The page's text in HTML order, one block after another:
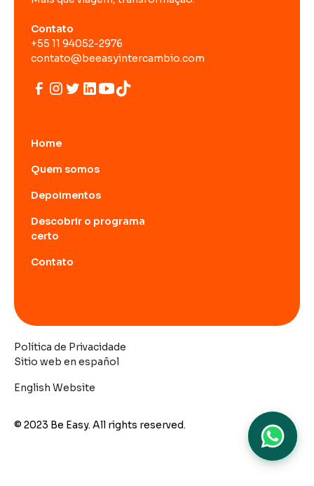
Contato
+55 11 94052-2976
contato@beeasyintercambio.com
Home
Quem somos
Depoimentos
Descobrir o programa
certo
Contato
© 2023 Be Easy. All rights reserved.
Sitio web en español
English Website
Política de Privacidade